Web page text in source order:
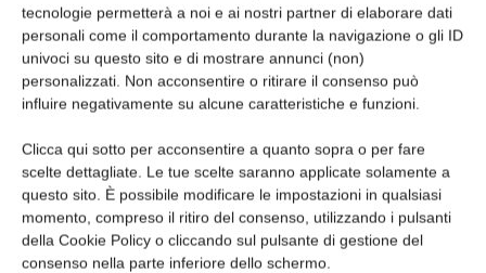
tecnologie permetterà a noi e ai nostri partner di elaborare dati
personali come il comportamento durante la navigazione o gli ID
univoci su questo sito e di mostrare annunci (non)
personalizzati. Non acconsentire o ritirare il consenso può
influire negativamente su alcune caratteristiche e funzioni.
Clicca qui sotto per acconsentire a quanto sopra o per fare
scelte dettagliate. Le tue scelte saranno applicate solamente a
questo sito. È possibile modificare le impostazioni in qualsiasi
momento, compreso il ritiro del consenso, utilizzando i pulsanti
della Cookie Policy o cliccando sul pulsante di gestione del
consenso nella parte inferiore dello schermo.
Edicola web
Abbonati